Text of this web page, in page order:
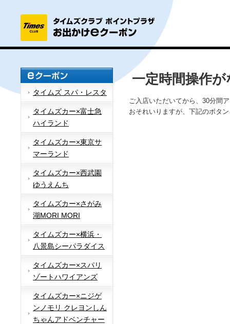
タイムズ スパ・レスタ
タイムズカー×富士急
ハイランド
タイムズカー×東京サ
マーランド
タイムズカー×西武園
ゆうえんち
タイムズカー×さがみ
湖MORI MORI
タイムズカー×横浜・
八景島シーパラダイス
タイムズカー×スパリ
ゾートハワイアンズ
タイムズカー×ニジゲ
ンノモリ クレヨンしん
ちゃんアドベンチャー
一定時間操作
ご入店いただいてから、30分間
おそれいりますが、下記のボタ